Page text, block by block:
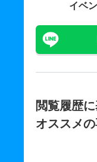
イベ
閲覧履歴に
オススメ